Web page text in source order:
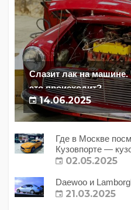
Слазит лак на
это происходит?
14.06.2025
Где в Москве
Кузовпорте —
02.05.2025
Daewoo и
21.03.2025